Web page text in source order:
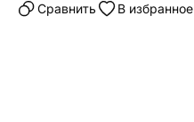
Cравнить В избранное